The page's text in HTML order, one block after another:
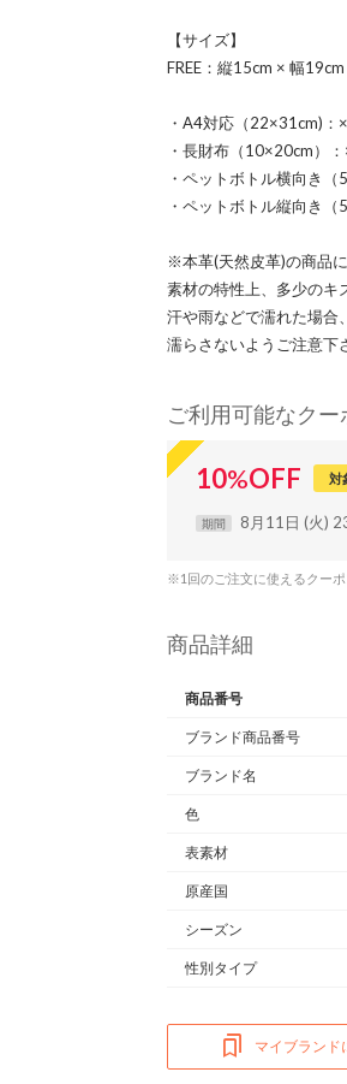
【サイズ】
FREE：縦15cm × 幅
・A4対応（22×31cm)：×
・長財布（10×20cm）
・ペットボトル横向き
・ペットボトル縦向き
※本革(天然皮革)の商品
素材の特性上、多少のキ
汗や雨などで濡れた場合
濡らさないようご注意下
ご利用可能なクー
10%OFF 対
期間 8月11日 (火)
※1回のご注文に使えるクーポ
商品詳細
商品番号
ブランド商品番号
ブランド名
色
表素材
原産国
シーズン
性別タイプ
マイブランド